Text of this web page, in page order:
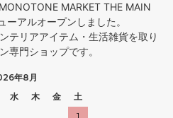
MARKET THE MAIN
ーアルオープンしました。
テリアアイテム・生活雑貨を取り
専門ショップです。
年8月
水 木 金
土
1